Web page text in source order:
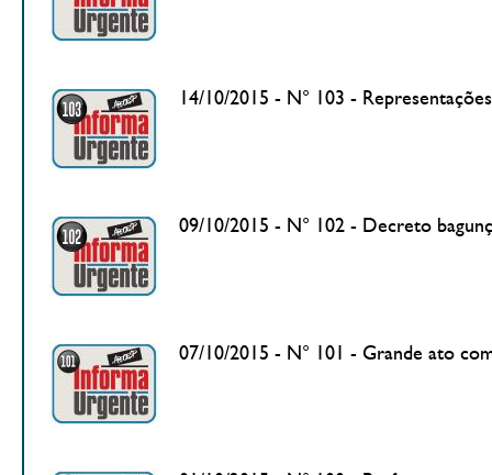
14/10/2015 - N° 103 -
09/10/2015 - N° 102 - Decreto
07/10/2015 - N° 101 - Grande ato